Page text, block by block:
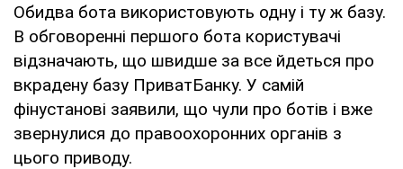
Обидва бота використовують одну і ту ж базу.
В обговоренні першого бота користувачі
відзначають, що швидше за все йдеться про
вкрадену базу ПриватБанку. У самій
фінустанові заявили, що чули про ботів і вже
звернулися до правоохоронних органів з
цього приводу.